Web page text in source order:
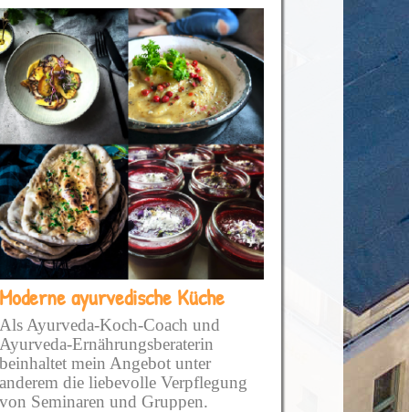
In alle meine Gerichte die ich
zubereite kommt als Hauptzutat eine
Prise Liebe!
Moderne ayurvedische Küche
Als Ayurveda-Koch-Coach und
Ayurveda-Ernährungsberaterin
beinhaltet mein Angebot unter
anderem die liebevolle Verpflegung
von Seminaren und Gruppen.